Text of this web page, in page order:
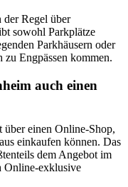
Regel über
sowohl Parkplätze
Parkhäusern oder
zu Engpässen kommen.
auch einen
einen Online-Shop,
einkaufen können. Das
dem Angebot im
Online-exklusive